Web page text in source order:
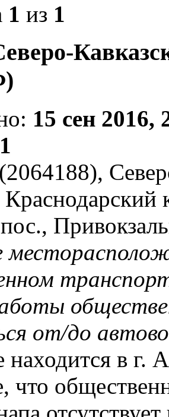
1 из 1
15 сен 2016,
от/до
находится в г.
что